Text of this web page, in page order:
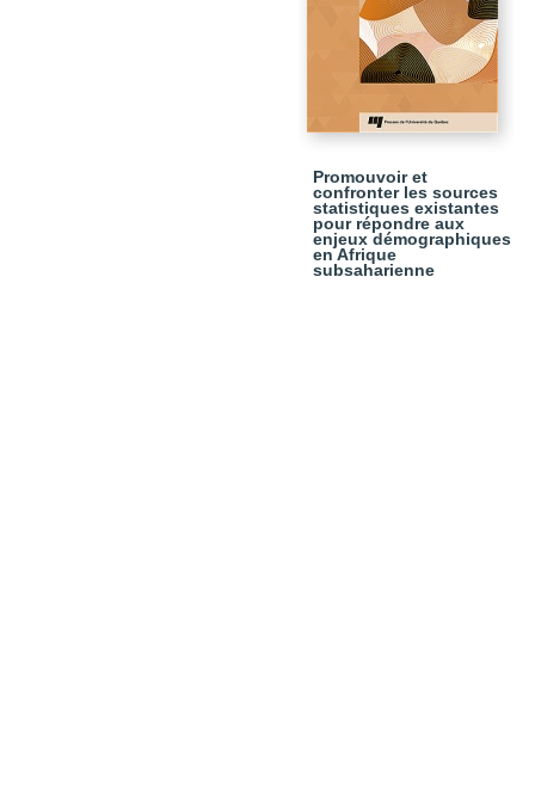
Promouvoir et
confronter les sources
statistiques existantes
pour répondre aux
enjeux démographiques
en Afrique
subsaharienne